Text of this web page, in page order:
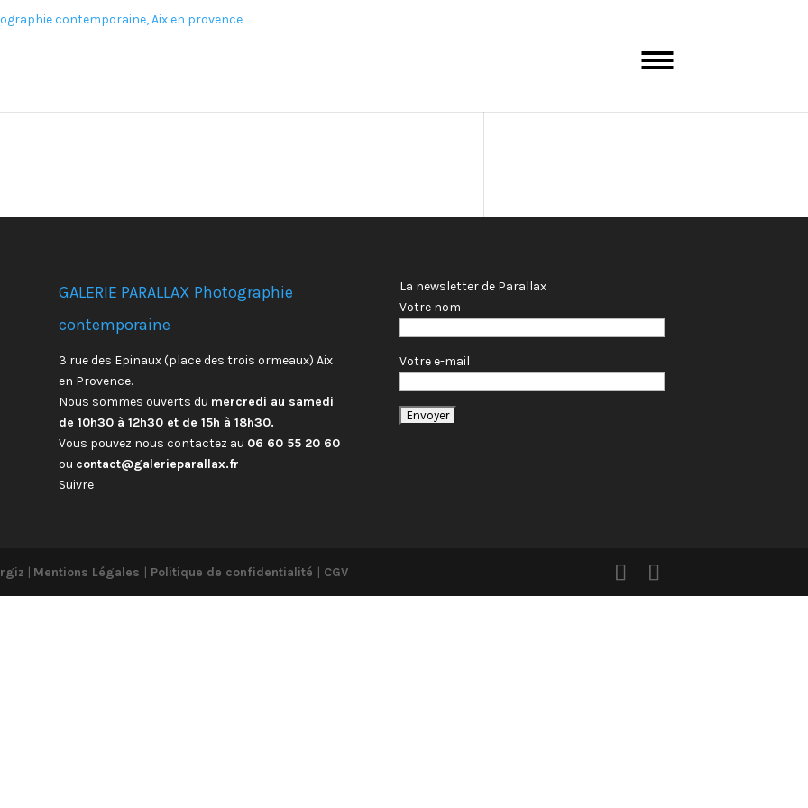
GALERIE PARALLAX Photographie
contemporaine
3 rue des Epinaux (place des trois ormeaux) Aix
en Provence.
Nous sommes ouverts du mercredi au samedi
de 10h30 à 12h30 et de 15h à 18h30.
Vous pouvez nous contactez au 06 60 55 20 60
ou contact@galerieparallax.fr
Suivre
La newsletter de Parallax
Votre nom
Votre e-mail
| Mentions Légales | Politique de confidentialité | CGV